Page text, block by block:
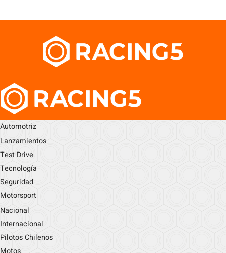
Automotriz
Lanzamientos
Test Drive
Tecnología
Seguridad
Motorsport
Nacional
Internacional
Pilotos Chilenos